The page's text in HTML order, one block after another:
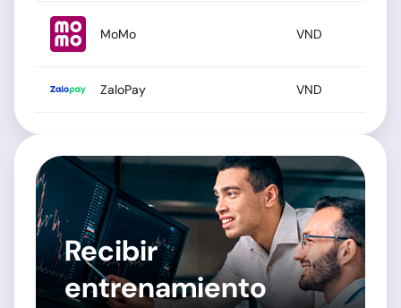
MoMo VND
ZaloPay VND
Recibir
entrenamiento